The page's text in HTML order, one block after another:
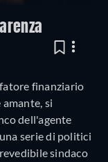
finanziario
si
dell'agente
serie di politici
sindaco